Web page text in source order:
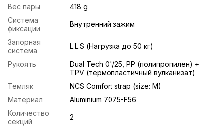
Вес пары
418 g
Система
фиксации
Внутренний зажим
Запорная
система
L.L.S (Нагрузка до 50 кг)
Рукоять
Dual Tech 01/25, PP (полипропилен) +
TPV (термопластичный вулканизат)
Темляк
NCS Comfort strap (size: M)
Материал
Aluminium 7075-F56
Количество
секций
2